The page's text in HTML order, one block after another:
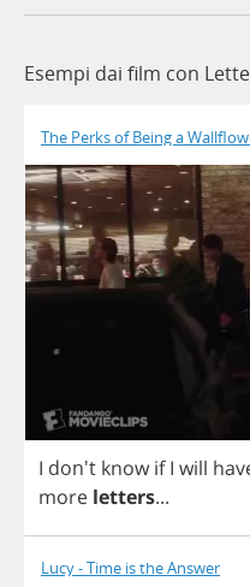
Esempi dai film con
The Perks of Being a
I don't know if I will
more letters...
Lucy - Time is the Answer